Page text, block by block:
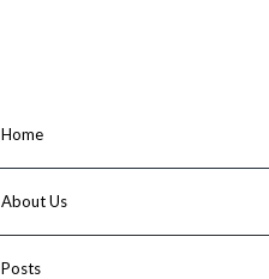
Home
About Us
Posts